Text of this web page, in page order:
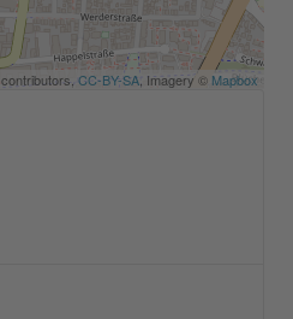
contributors,CC-BY-SA , Imagery © Mapbox